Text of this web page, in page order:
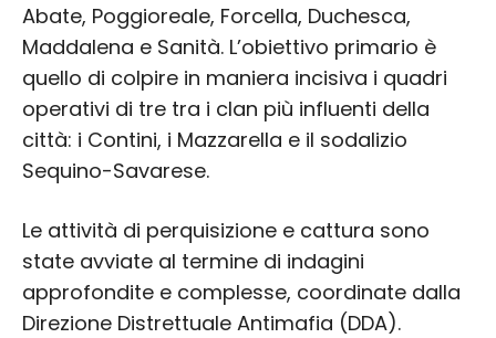
Abate, Poggioreale, Forcella, Duchesca,
Maddalena e Sanità. L’obiettivo primario è
quello di colpire in maniera incisiva i quadri
operativi di tre tra i clan più influenti della
città: i Contini, i Mazzarella e il sodalizio
Sequino-Savarese.
Le attività di perquisizione e cattura sono
state avviate al termine di indagini
approfondite e complesse, coordinate dalla
Direzione Distrettuale Antimafia (DDA).